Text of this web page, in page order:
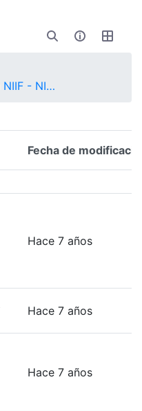
RCP en convergencia con NIIF - NICSP
Fecha de
Hace 7 años
Hace 7 años
Hace 7 años